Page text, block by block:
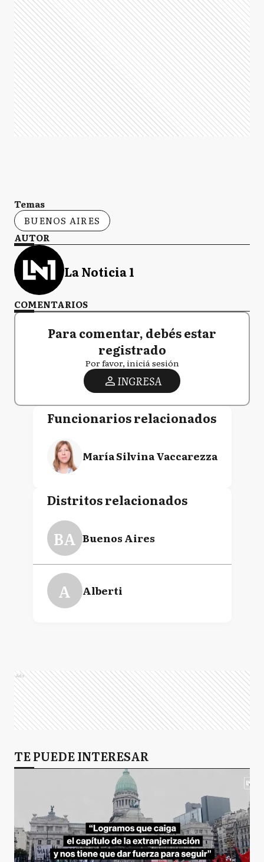
Temas
BUENOS AIRES
AUTOR
La Noticia 1
COMENTARIOS
Para comentar, debés estar
registrado
Por favor, iniciá sesión
INGRESA
Funcionarios relacionados
María Silvina Vaccarezza
Distritos relacionados
BA Buenos Aires
A Alberti
Ads
TE PUEDE INTERESAR